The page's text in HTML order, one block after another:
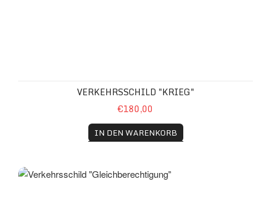
VERKEHRSSCHILD "KRIEG"
€180,00
IN DEN WARENKORB
Verkehrsschild "Gleichberechtigung"